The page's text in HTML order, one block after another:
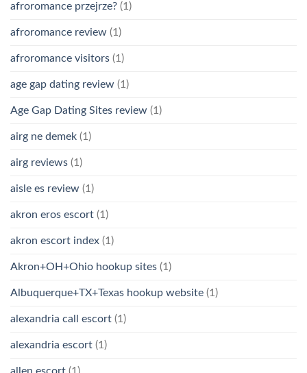
afroromance przejrze? (1)
afroromance review (1)
afroromance visitors (1)
age gap dating review (1)
Age Gap Dating Sites review (1)
airg ne demek (1)
airg reviews (1)
aisle es review (1)
akron eros escort (1)
akron escort index (1)
Akron+OH+Ohio hookup sites (1)
Albuquerque+TX+Texas hookup website (1)
alexandria call escort (1)
alexandria escort (1)